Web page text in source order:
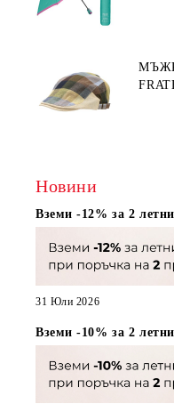
Новини
Вземи -12% за 2
31 Юли 2026
Вземи -10% за 2